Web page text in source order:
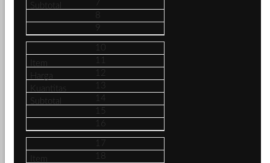
7
8
9
10
11
12
13
14
15
16
17
18